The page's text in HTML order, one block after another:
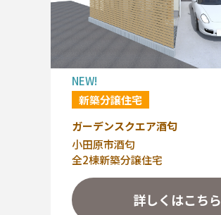
NEW!
新築分譲住宅
ガーデンスクエア酒匂
小田原市酒匂
全2棟新築分譲住宅
詳しくはこちら